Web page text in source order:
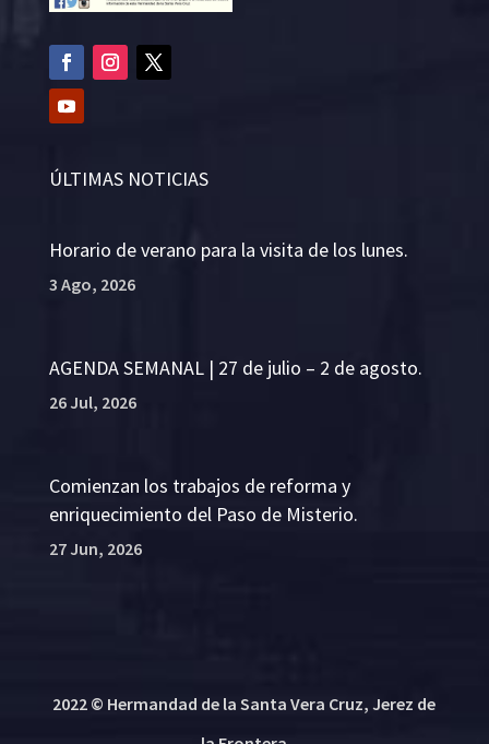
ÚLTIMAS NOTICIAS
Horario de verano para la visita de los lunes.
3 Ago, 2026
AGENDA SEMANAL | 27 de julio – 2 de agosto.
26 Jul, 2026
Comienzan los trabajos de reforma y
enriquecimiento del Paso de Misterio.
27 Jun, 2026
2022 © Hermandad de la Santa Vera Cruz, Jerez de